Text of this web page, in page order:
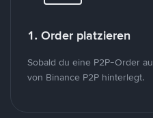
1. Order platzieren
Sobald du eine P2P-Order
von Binance P2P hinterlegt.